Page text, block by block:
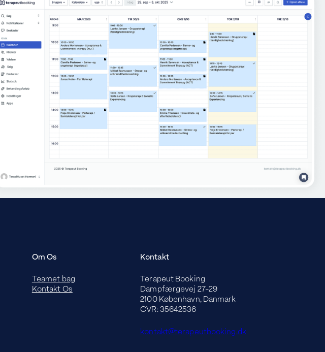
Om Os
Teamet bag
Kontakt Os
Kontakt
Terapeut Booking
Dampfærgevej 27-29
2100 København, Danmark
CVR: 35642536
kontakt@terapeutbooking.dk